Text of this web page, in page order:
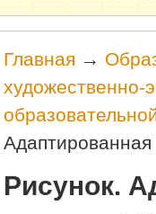
Главная →
художественно-
Рисунок.